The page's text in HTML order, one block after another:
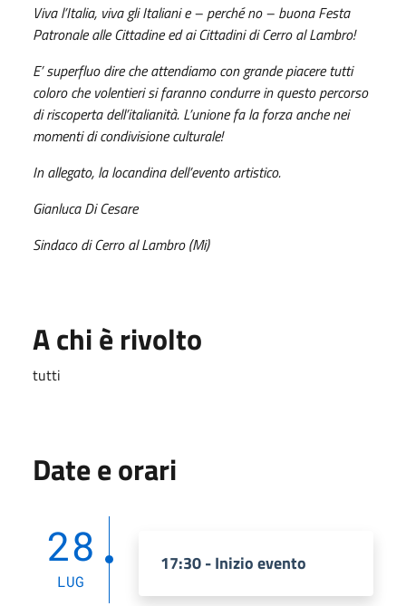
Viva l’Italia, viva gli Italiani e – perché no – buona Festa
Patronale alle Cittadine ed ai Cittadini di Cerro al Lambro!
E’ superfluo dire che attendiamo con grande piacere tutti
coloro che volentieri si faranno condurre in questo percorso
di riscoperta dell’italianità. L’unione fa la forza anche nei
momenti di condivisione culturale!
In allegato, la locandina dell’evento artistico.
Gianluca Di Cesare
Sindaco di Cerro al Lambro (Mi)
A chi è rivolto
tutti
Date e orari
28
LUG
17:30 - Inizio evento